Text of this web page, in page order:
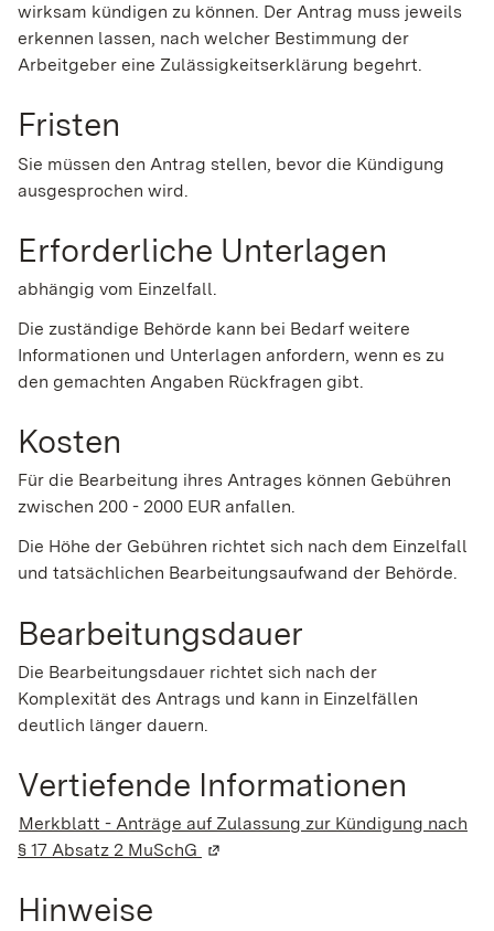
wirksam kündigen zu können. Der Antrag muss jeweils
erkennen lassen, nach welcher Bestimmung der
Arbeitgeber eine Zulässigkeitserklärung begehrt.
Fristen
Sie müssen den Antrag stellen, bevor die Kündigung
ausgesprochen wird.
Erforderliche Unterlagen
abhängig vom Einzelfall.
Die zuständige Behörde kann bei Bedarf weitere
Informationen und Unterlagen anfordern, wenn es zu
den gemachten Angaben Rückfragen gibt.
Kosten
Für die Bearbeitung ihres Antrages können Gebühren
zwischen 200 - 2000 EUR anfallen.
Die Höhe der Gebühren richtet sich nach dem Einzelfall
und tatsächlichen Bearbeitungsaufwand der Behörde.
Bearbeitungsdauer
Die Bearbeitungsdauer richtet sich nach der
Komplexität des Antrags und kann in Einzelfällen
deutlich länger dauern.
Vertiefende Informationen
Merkblatt - Anträge auf Zulassung zur Kündigung nach
§ 17 Absatz 2 MuSchG (Wird in einem neuen Fenster
Hinweise